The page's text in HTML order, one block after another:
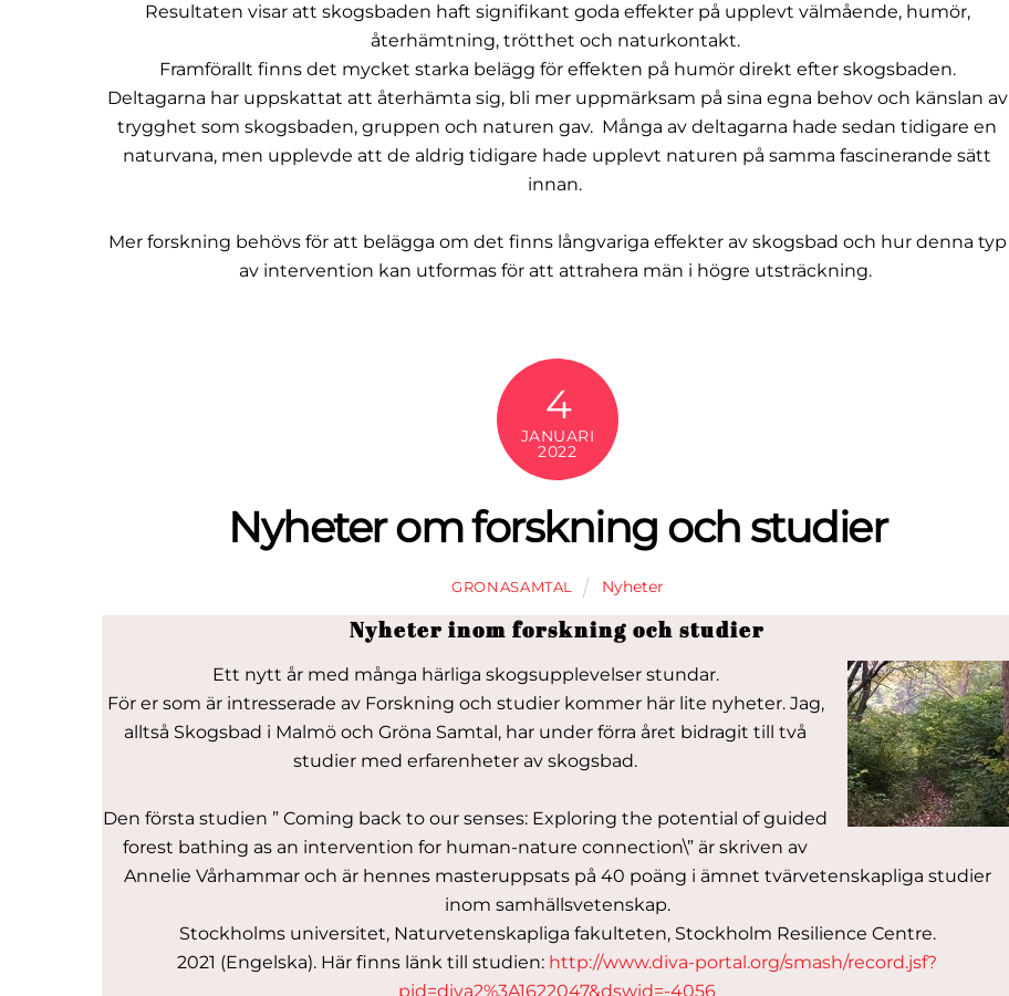
Resultaten visar att skogsbaden haft signifikant goda effekter på upplevt välmående, humör,
återhämtning, trötthet och naturkontakt.
Framförallt finns det mycket starka belägg för effekten på humör direkt efter skogsbaden.
Deltagarna har uppskattat att återhämta sig, bli mer uppmärksam på sina egna behov och känslan av
trygghet som skogsbaden, gruppen och naturen gav. Många av deltagarna hade sedan tidigare en
naturvana, men upplevde att de aldrig tidigare hade upplevt naturen på samma fascinerande sätt
innan.
Mer forskning behövs för att belägga om det finns långvariga effekter av skogsbad och hur denna typ
av intervention kan utformas för att attrahera män i högre utsträckning.
4
JANUARI
2022
Nyheter om forskning och studier
GRONASAMTAL Nyheter
Nyheter inom forskning och studier
Ett nytt år med många härliga skogsupplevelser stundar.
För er som är intresserade av Forskning och studier kommer här lite nyheter. Jag,
alltså Skogsbad i Malmö och Gröna Samtal, har under förra året bidragit till två
studier med erfarenheter av skogsbad.
Den första studien ” Coming back to our senses: Exploring the potential of guided
forest bathing as an intervention for human-nature connection\” är skriven av
Annelie Vårhammar och är hennes masteruppsats på 40 poäng i ämnet tvärvetenskapliga studier
inom samhällsvetenskap.
Stockholms universitet, Naturvetenskapliga fakulteten, Stockholm Resilience Centre.
2021 (Engelska). Här finns länk till studien: http://www.diva-portal.org/smash/record.jsf?
pid=diva2%3A1622047&dswid=-4056